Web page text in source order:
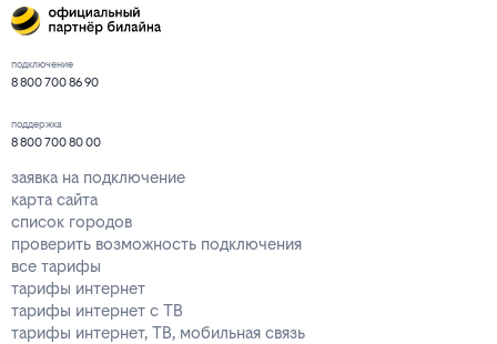
подключение
8 800 700 86 90
поддержка
8 800 700 80 00
заявка на подключение
карта сайта
список городов
проверить возможность подключения
все тарифы
тарифы интернет
тарифы интернет с ТВ
тарифы интернет, ТВ, мобильная связь